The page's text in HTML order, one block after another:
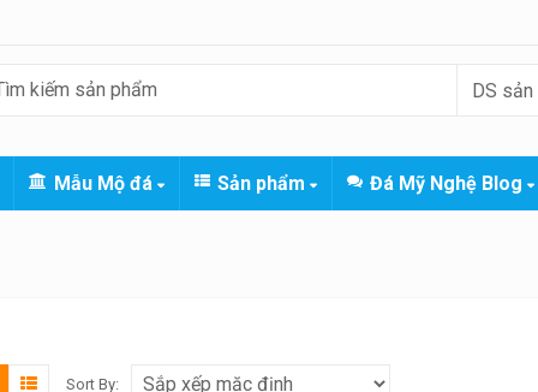
Mẫu Mộ đá Sản phẩm Đá Mỹ Nghệ Blog
Sort By: